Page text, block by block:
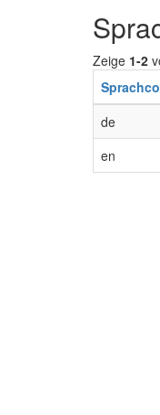
Zeige 1-2
de
en